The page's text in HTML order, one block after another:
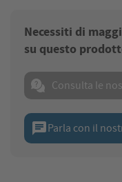
Necessiti di
su questo
Consulta le
chatParla con il